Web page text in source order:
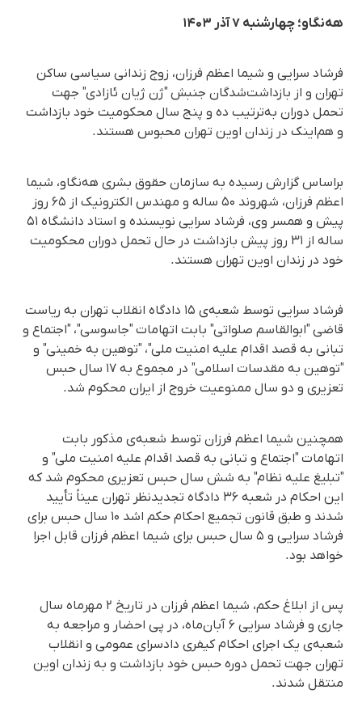
هەنگاو؛ چهارشنبه ۷ آذر ۱۴۰۳
فرشاد سرایی و شیما اعظم فرزان، زوج زندانی سیاسی ساکن
تهران و از بازداشت‌شدگان جنبش "ژن ژیان ئازادی" جهت
تحمل دوران بەترتیب ده و پنج سال محکومیت خود بازداشت
و هم‌اینک در زندان اوین تهران محبوس هستند.
براساس گزارش رسیده به سازمان حقوق بشری هه‌نگاو، شیما
اعظم فرزان، شهروند ۵۰ ساله و مهندس الکترونیک از ۶۵ روز
پیش و همسر وی، فرشاد سرایی نویسنده و استاد دانشگاه ۵۱
ساله از ۳۱ روز پیش بازداشت در حال تحمل دوران محکومیت
خود در زندان اوین تهران هستند.
فرشاد سرایی توسط شعبه‌ی ۱۵ دادگاه انقلاب تهران به ریاست
قاضی "ابوالقاسم صلواتی" بابت اتهامات "جاسوسی"، "اجتماع و
تبانی به قصد اقدام علیه امنیت ملی"، "توهین به خمینی" و
"توهین به مقدسات اسلامی" در مجموع به ۱۷ سال حبس
تعزیری و دو سال ممنوعیت خروج از ایران محکوم شد.
همچنین شیما اعظم فرزان توسط شعبه‌ی مذکور بابت
اتهامات "اجتماع و تبانی به قصد اقدام علیه امنیت ملی" و
"تبلیغ علیه نظام" به شش سال حبس تعزیری محکوم شد که
این احکام در شعبه ۳۶ دادگاه تجدیدنظر تهران عیناً تأیید
شدند و طبق قانون تجمیع احکام حکم اشد ۱۰ سال حبس برای
فرشاد سرایی و ۵ سال حبس برای شیما اعظم فرزان قابل اجرا
خواهد بود.
پس از ابلاغ حکم، شیما اعظم فرزان در تاریخ ۲ مهرماه سال
جاری و فرشاد سرایی ۶ آبان‌ماه، در پی احضار و مراجعه به
شعبه‌ی یک اجرای احکام کیفری دادسرای عمومی و انقلاب
تهران جهت تحمل دوره حبس خود بازداشت و به زندان اوین
منتقل شدند.